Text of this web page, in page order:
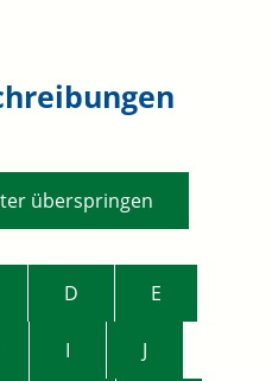
überspringen
D E
I J